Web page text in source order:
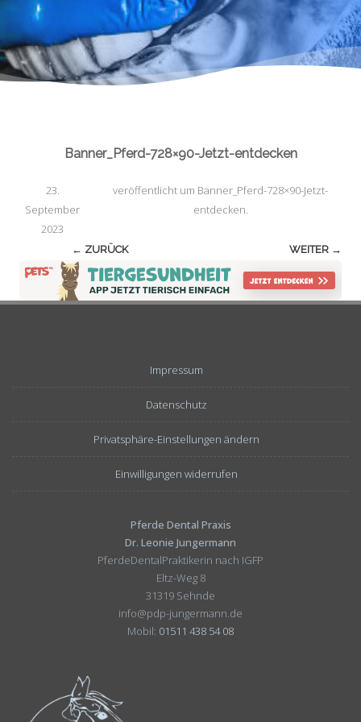
Banner_Pferd-728×90-Jetzt-entdecken
veröffentlicht
23.
September
2023
um Banner_Pferd-728×90-Jetzt-
entdecken.
← ZURÜCK WEITER →
Impressum
Datenschutz
Privatsphäre-Einstellungen ändern
Einwilligungen widerrufen
Pferde Dental Praxis
Dr. Leonie Jungermann
PferdeDentalPraktikerin nach IGFP
Eltz-Weg 8
31319 Sehnde
info@pdp-jungermann.de
Mobil: 01511 438 54 08